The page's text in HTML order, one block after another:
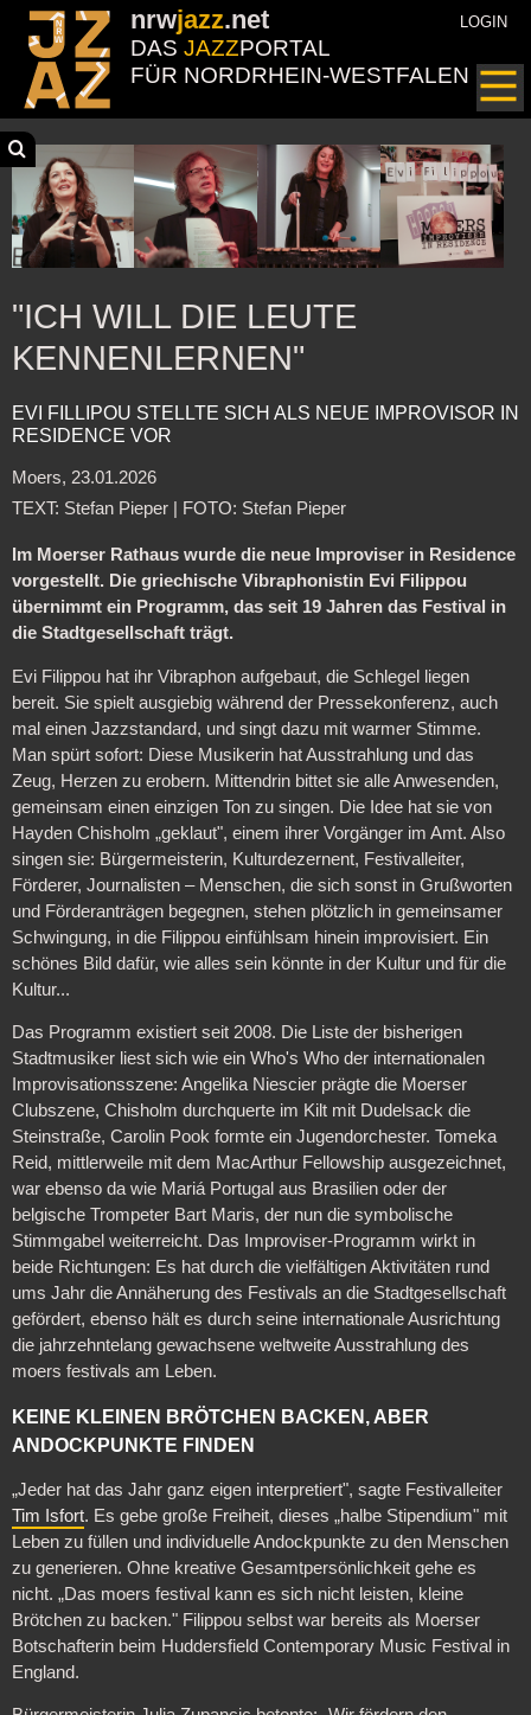
nrwjazz.net
DAS JAZZPORTAL
FÜR NORDRHEIN-WESTFALEN
LOGIN
"ICH WILL DIE LEUTE
KENNENLERNEN"
EVI FILLIPOU STELLTE SICH ALS NEUE IMPROVISOR IN
RESIDENCE VOR
Moers, 23.01.2026
TEXT: Stefan Pieper | FOTO: Stefan Pieper
Im Moerser Rathaus wurde die neue Improviser in Residence
vorgestellt. Die griechische Vibraphonistin Evi Filippou
übernimmt ein Programm, das seit 19 Jahren das Festival in
die Stadtgesellschaft trägt.
Evi Filippou hat ihr Vibraphon aufgebaut, die Schlegel liegen
bereit. Sie spielt ausgiebig während der Pressekonferenz, auch
mal einen Jazzstandard, und singt dazu mit warmer Stimme.
Man spürt sofort: Diese Musikerin hat Ausstrahlung und das
Zeug, Herzen zu erobern. Mittendrin bittet sie alle Anwesenden,
gemeinsam einen einzigen Ton zu singen. Die Idee hat sie von
Hayden Chisholm „geklaut", einem ihrer Vorgänger im Amt. Also
singen sie: Bürgermeisterin, Kulturdezernent, Festivalleiter,
Förderer, Journalisten – Menschen, die sich sonst in Grußworten
und Förderanträgen begegnen, stehen plötzlich in gemeinsamer
Schwingung, in die Filippou einfühlsam hinein improvisiert. Ein
schönes Bild dafür, wie alles sein könnte in der Kultur und für die
Kultur...
Das Programm existiert seit 2008. Die Liste der bisherigen
Stadtmusiker liest sich wie ein Who's Who der internationalen
Improvisationsszene: Angelika Niescier prägte die Moerser
Clubszene, Chisholm durchquerte im Kilt mit Dudelsack die
Steinstraße, Carolin Pook formte ein Jugendorchester. Tomeka
Reid, mittlerweile mit dem MacArthur Fellowship ausgezeichnet,
war ebenso da wie Mariá Portugal aus Brasilien oder der
belgische Trompeter Bart Maris, der nun die symbolische
Stimmgabel weiterreicht. Das Improviser-Programm wirkt in
beide Richtungen: Es hat durch die vielfältigen Aktivitäten rund
ums Jahr die Annäherung des Festivals an die Stadtgesellschaft
gefördert, ebenso hält es durch seine internationale Ausrichtung
die jahrzehntelang gewachsene weltweite Ausstrahlung des
moers festivals am Leben.
KEINE KLEINEN BRÖTCHEN BACKEN, ABER
ANDOCKPUNKTE FINDEN
„Jeder hat das Jahr ganz eigen interpretiert", sagte Festivalleiter
Tim Isfort. Es gebe große Freiheit, dieses „halbe Stipendium" mit
Leben zu füllen und individuelle Andockpunkte zu den Menschen
zu generieren. Ohne kreative Gesamtpersönlichkeit gehe es
nicht. „Das moers festival kann es sich nicht leisten, kleine
Brötchen zu backen." Filippou selbst war bereits als Moerser
Botschafterin beim Huddersfield Contemporary Music Festival in
England.